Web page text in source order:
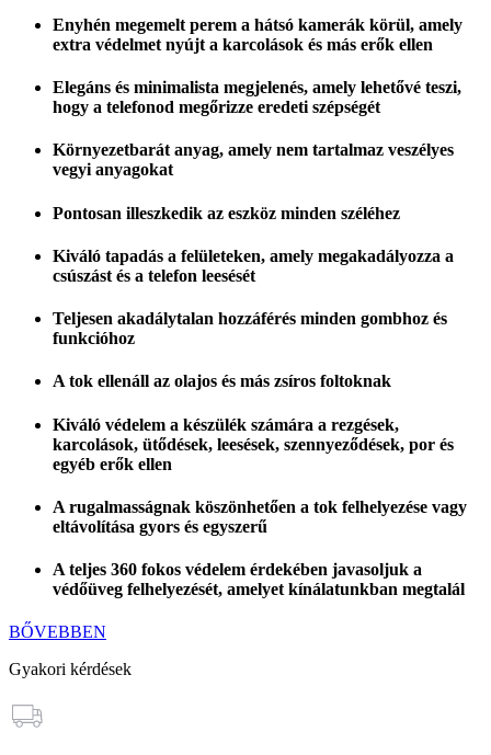
Enyhén megemelt perem a hátsó kamerák körül, amely
extra védelmet nyújt a karcolások és más erők ellen
Elegáns és minimalista megjelenés, amely lehetővé teszi,
hogy a telefonod megőrizze eredeti szépségét
Környezetbarát anyag, amely nem tartalmaz veszélyes
vegyi anyagokat
Pontosan illeszkedik az eszköz minden széléhez
Kiváló tapadás a felületeken, amely megakadályozza a
csúszást és a telefon leesését
Teljesen akadálytalan hozzáférés minden gombhoz és
funkcióhoz
A tok ellenáll az olajos és más zsíros foltoknak
Kiváló védelem a készülék számára a rezgések,
karcolások, ütődések, leesések, szennyeződések, por és
egyéb erők ellen
A rugalmasságnak köszönhetően a tok felhelyezése vagy
eltávolítása gyors és egyszerű
A teljes 360 fokos védelem érdekében javasoljuk a
védőüveg felhelyezését, amelyet kínálatunkban megtalál
BŐVEBBEN
Gyakori kérdések